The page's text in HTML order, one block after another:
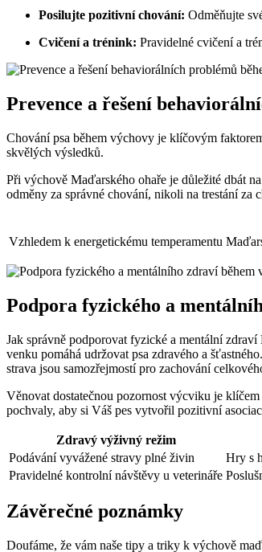
Posilujte pozitivní chování: Odměňujte
Cvičení a trénink: Pravidelné cvičení a
Prevence a řešení
Chování psa během výchovy je klíčovým
skvělých výsledků.
Při výchově Maďarského ohaře je důležité dbát
odměny za správné chování, nikoli na trestání za
Vzhledem k energetickému temperamentu
Podpora fyzického a
Jak správně podporovat fyzické a mentální
venku pomáhá udržovat psa zdravého a
strava jsou samozřejmostí pro zachování
Věnovat dostatečnou pozornost výcviku je
pochvaly, aby si Váš pes vytvořil pozitivní
Zdravý výživný režim
Podávání vyvážené stravy plné živin
Hry s
Pravidelné kontrolní návštěvy u veterináře
Závěrečné poznámky
Doufáme, že vám naše tipy a triky k výchově